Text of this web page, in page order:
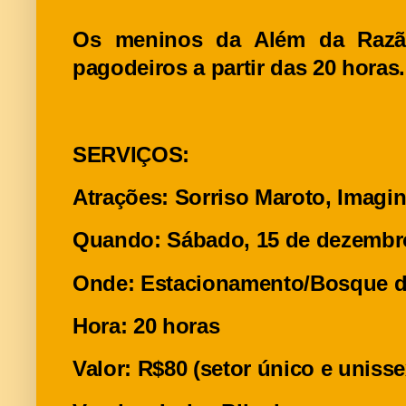
Os meninos da Além da
pagodeiros a partir das 20 horas.
SERVIÇOS:
Atrações: Sorriso Maroto,
Quando: Sábado, 15 de
Onde: Estacionamento/Bosque
Hora: 20 horas
Valor: R$80 (setor único e